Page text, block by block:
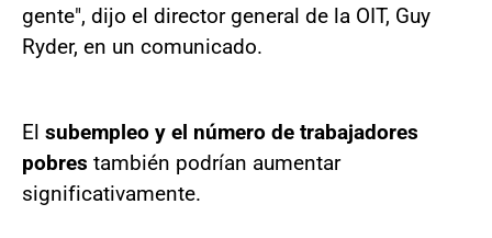
gente", dijo el director general de la OIT, Guy
Ryder, en un comunicado.
El subempleo y el número de trabajadores
pobres también podrían aumentar
significativamente.